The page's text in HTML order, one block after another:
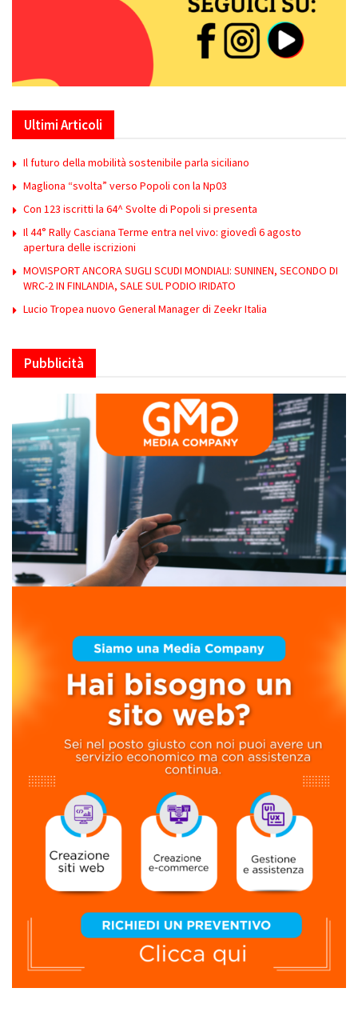
Ultimi Articoli
Il futuro della mobilità sostenibile parla siciliano
Magliona “svolta” verso Popoli con la Np03
Con 123 iscritti la 64^ Svolte di Popoli si presenta
Il 44° Rally Casciana Terme entra nel vivo: giovedì 6 agosto
apertura delle iscrizioni
MOVISPORT ANCORA SUGLI SCUDI MONDIALI: SUNINEN, SECONDO DI
WRC-2 IN FINLANDIA, SALE SUL PODIO IRIDATO
Lucio Tropea nuovo General Manager di Zeekr Italia
Pubblicità